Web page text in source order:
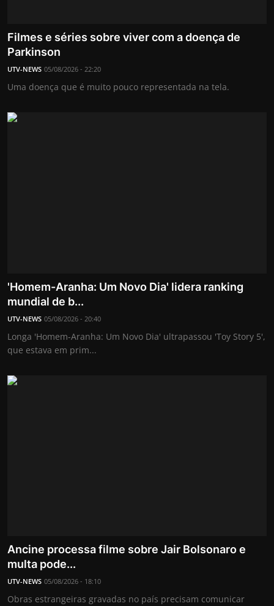
Filmes e séries sobre viver com a doença de
Parkinson
UTV-NEWS 05/08/2026 - 22:20
Uma doença que é muito pouco representada na tela.
'Homem-Aranha: Um Novo Dia' lidera ranking
mundial de b...
UTV-NEWS 05/08/2026 - 20:40
Longa 'Homem-Aranha: Um Novo Dia' ultrapassou 'Toy Story 5',
que estava em prim...
Ancine processa filme sobre Jair Bolsonaro e
multa pode...
UTV-NEWS 05/08/2026 - 18:10
Obras estrangeiras gravadas no país precisam comunicar